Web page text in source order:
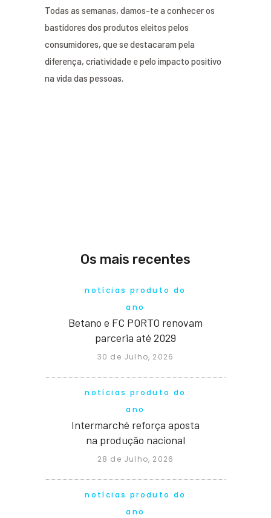
Todas as semanas, damos-te a conhecer os
bastidores dos produtos eleitos pelos
consumidores, que se destacaram pela
diferença, criatividade e pelo impacto positivo
na vida das pessoas.
Os mais recentes
notícias produto do
ano
Betano e FC PORTO renovam
parceria até 2029
30 de Julho, 2026
notícias produto do
ano
Intermarché reforça aposta
na produção nacional
28 de Julho, 2026
notícias produto do
ano